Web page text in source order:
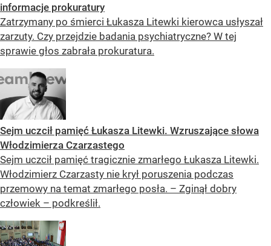
informacje prokuratury
Zatrzymany po śmierci Łukasza Litewki kierowca usłyszał
zarzuty. Czy przejdzie badania psychiatryczne? W tej
sprawie głos zabrała prokuratura.
Sejm uczcił pamięć Łukasza Litewki. Wzruszające słowa
Włodzimierza Czarzastego
Sejm uczcił pamięć tragicznie zmarłego Łukasza Litewki.
Włodzimierz Czarzasty nie krył poruszenia podczas
przemowy na temat zmarłego posła. – Zginął dobry
człowiek – podkreślił.